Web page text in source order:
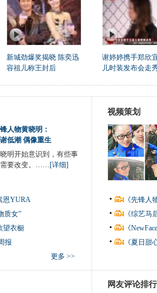
新城劲爆奖揭晓 陈奕迅
容祖儿称王封后
谢婷婷携手郑欣
儿时装发布会走
人物黄晓明：
低潮 偶像重生
明开始意识到，有些事
要改变。……[详细]
恩YURA
质女”
望衣橱
报
更多 >>
视频策划
《先锋
《综艺
《
《夏日
网友评论排行